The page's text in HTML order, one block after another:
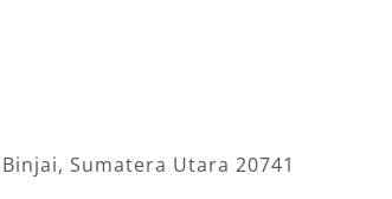
Sumatera Utara 20741